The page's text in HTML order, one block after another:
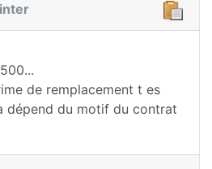
de remplacement t es
dépend du motif du contrat